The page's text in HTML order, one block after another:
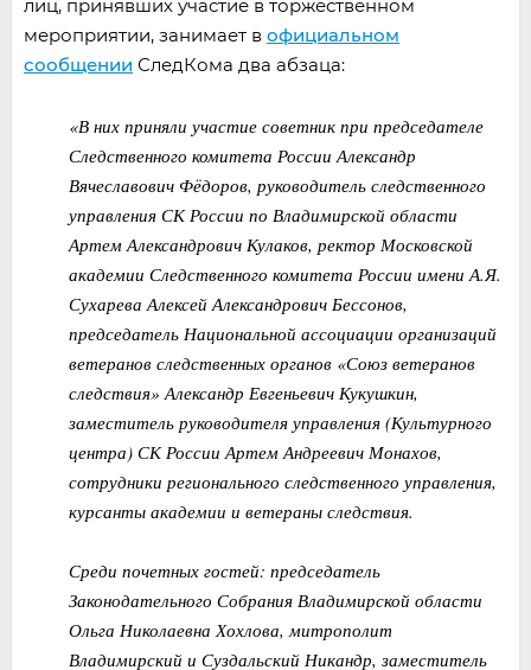
лиц, принявших участие в торжественном
мероприятии, занимает в официальном
сообщении СледКома два абзаца:
«В них приняли участие советник при председателе
Следственного комитета России Александр
Вячеславович Фёдоров, руководитель следственного
управления СК России по Владимирской области
Артем Александрович Кулаков, ректор Московской
академии Следственного комитета России имени А.Я.
Сухарева Алексей Александрович Бессонов,
председатель Национальной ассоциации организаций
ветеранов следственных органов «Союз ветеранов
следствия» Александр Евгеньевич Кукушкин,
заместитель руководителя управления (Культурного
центра) СК России Артем Андреевич Монахов,
сотрудники регионального следственного управления,
курсанты академии и ветераны следствия.
Среди почетных гостей: председатель
Законодательного Собрания Владимирской области
Ольга Николаевна Хохлова, митрополит
Владимирский и Суздальский Никандр, заместитель